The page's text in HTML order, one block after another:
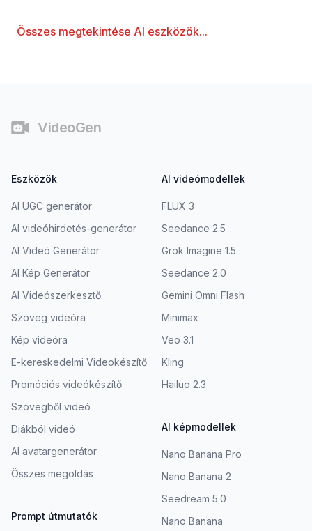
Összes megtekintése AI eszközök...
VideoGen
Eszközök
AI UGC generátor
AI videóhirdetés-generátor
AI Videó Generátor
AI Kép Generátor
AI Videószerkesztő
Szöveg videóra
Kép videóra
E-kereskedelmi Videokészítő
Promóciós videókészítő
Szövegből videó
Diákból videó
AI avatargenerátor
Összes megoldás
Prompt útmutatók
AI videómodellek
FLUX 3
Seedance 2.5
Grok Imagine 1.5
Seedance 2.0
Gemini Omni Flash
Minimax
Veo 3.1
Kling
Hailuo 2.3
AI képmodellek
Nano Banana Pro
Nano Banana 2
Seedream 5.0
Nano Banana